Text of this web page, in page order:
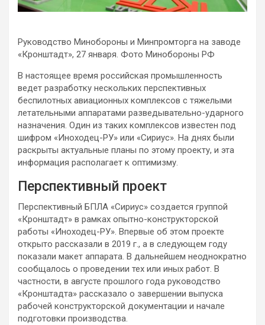
Руководство Минобороны и Минпромторга на заводе
«Кронштадт», 27 января. Фото Минобороны РФ
В настоящее время российская промышленность
ведет разработку нескольких перспективных
беспилотных авиационных комплексов с тяжелыми
летательными аппаратами разведывательно-ударного
назначения. Один из таких комплексов известен под
шифром «Иноходец-РУ» или «Сириус». На днях были
раскрыты актуальные планы по этому проекту, и эта
информация располагает к оптимизму.
Перспективный проект
Перспективный БПЛА «Сириус» создается группой
«Кронштадт» в рамках опытно-конструкторской
работы «Иноходец-РУ». Впервые об этом проекте
открыто рассказали в 2019 г., а в следующем году
показали макет аппарата. В дальнейшем неоднократно
сообщалось о проведении тех или иных работ. В
частности, в августе прошлого года руководство
«Кронштадта» рассказало о завершении выпуска
рабочей конструкторской документации и начале
подготовки производства.